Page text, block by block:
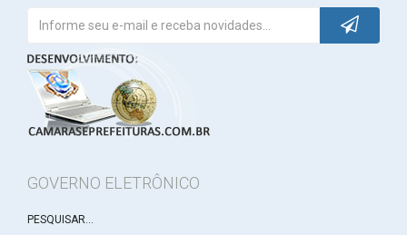
GOVERNO ELETRÔNICO
PESQUISAR...